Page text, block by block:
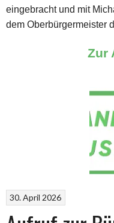
eingebracht und mit
dem Oberbürgermeister
Zur
30. April 2026